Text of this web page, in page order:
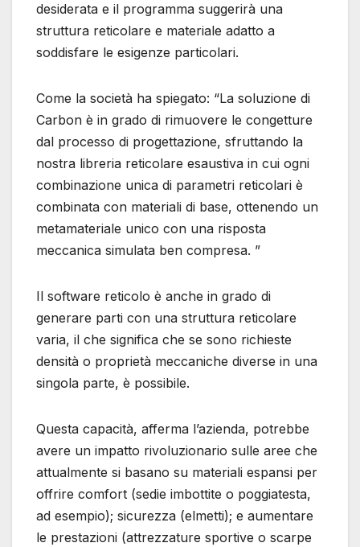
desiderata e il programma suggerirà una
struttura reticolare e materiale adatto a
soddisfare le esigenze particolari.
Come la società ha spiegato: “La soluzione di
Carbon è in grado di rimuovere le congetture
dal processo di progettazione, sfruttando la
nostra libreria reticolare esaustiva in cui ogni
combinazione unica di parametri reticolari è
combinata con materiali di base, ottenendo un
metamateriale unico con una risposta
meccanica simulata ben compresa. ”
Il software reticolo è anche in grado di
generare parti con una struttura reticolare
varia, il che significa che se sono richieste
densità o proprietà meccaniche diverse in una
singola parte, è possibile.
Questa capacità, afferma l’azienda, potrebbe
avere un impatto rivoluzionario sulle aree che
attualmente si basano su materiali espansi per
offrire comfort (sedie imbottite o poggiatesta,
ad esempio); sicurezza (elmetti); e aumentare
le prestazioni (attrezzature sportive o scarpe